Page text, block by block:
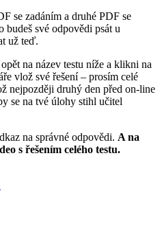
se zadáním a druhé PDF se
budeš své odpovědi psát u
už teď.
na název testu níže a klikni na
vlož své řešení – prosím celé
nejpozději druhý den před on-line
se na tvé úlohy stihl učitel
na správné odpovědi. A na
s řešením celého testu.